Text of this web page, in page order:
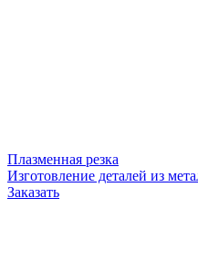
Плазменная резка
Изготовление деталей из
Заказать